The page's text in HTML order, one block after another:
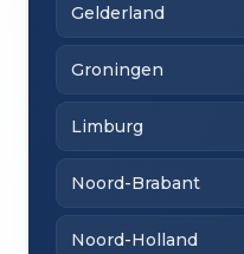
Gelderland
Groningen
Limburg
Noord-Brabant
Noord-Holland